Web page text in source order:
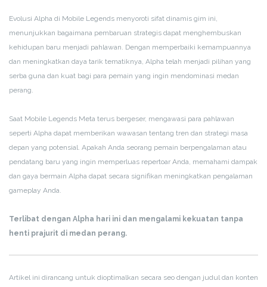
Evolusi Alpha di Mobile Legends menyoroti sifat dinamis gim ini,
menunjukkan bagaimana pembaruan strategis dapat menghembuskan
kehidupan baru menjadi pahlawan. Dengan memperbaiki kemampuannya
dan meningkatkan daya tarik tematiknya, Alpha telah menjadi pilihan yang
serba guna dan kuat bagi para pemain yang ingin mendominasi medan
perang.
Saat Mobile Legends Meta terus bergeser, mengawasi para pahlawan
seperti Alpha dapat memberikan wawasan tentang tren dan strategi masa
depan yang potensial. Apakah Anda seorang pemain berpengalaman atau
pendatang baru yang ingin memperluas repertoar Anda, memahami dampak
dan gaya bermain Alpha dapat secara signifikan meningkatkan pengalaman
gameplay Anda.
Terlibat dengan Alpha hari ini dan mengalami kekuatan tanpa
henti prajurit di medan perang.
Artikel ini dirancang untuk dioptimalkan secara seo dengan judul dan konten